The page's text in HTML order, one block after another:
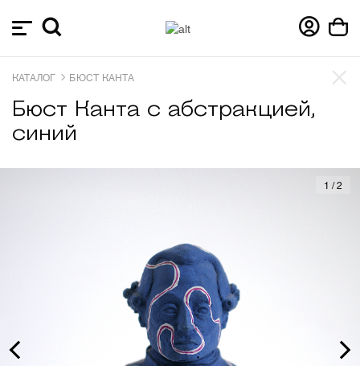
КАТАЛОГ БЮСТ КАНТА
Бюст Канта с абстракцией,
синий
1 /2